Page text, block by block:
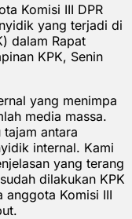
Komisi III DPR
yang terjadi di
dalam Rapat
KPK, Senin
yang menimpa
media massa.
antara
internal. Kami
yang terang
dilakukan KPK
anggota Komisi III